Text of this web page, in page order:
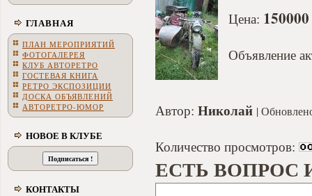
ГЛАВНАЯ
ПЛАН МЕРОПРИЯТИЙ
ФОТОГАЛЕРЕЯ
КЛУБ АВТОРЕТРО
ГОСТЕВАЯ КНИГА
РЕТРО ЭКСПОЗИЦИИ
ДОСКА ОБЪЯВЛЕНИЙ
АВТОРЕТРО-ЮМОР
НОВОЕ В КЛУБЕ
КОНТАКТЫ
Цена: 150000
Объявление
Автор: Николай
Количество просмотров:
ЕСТЬ ВОПРОС